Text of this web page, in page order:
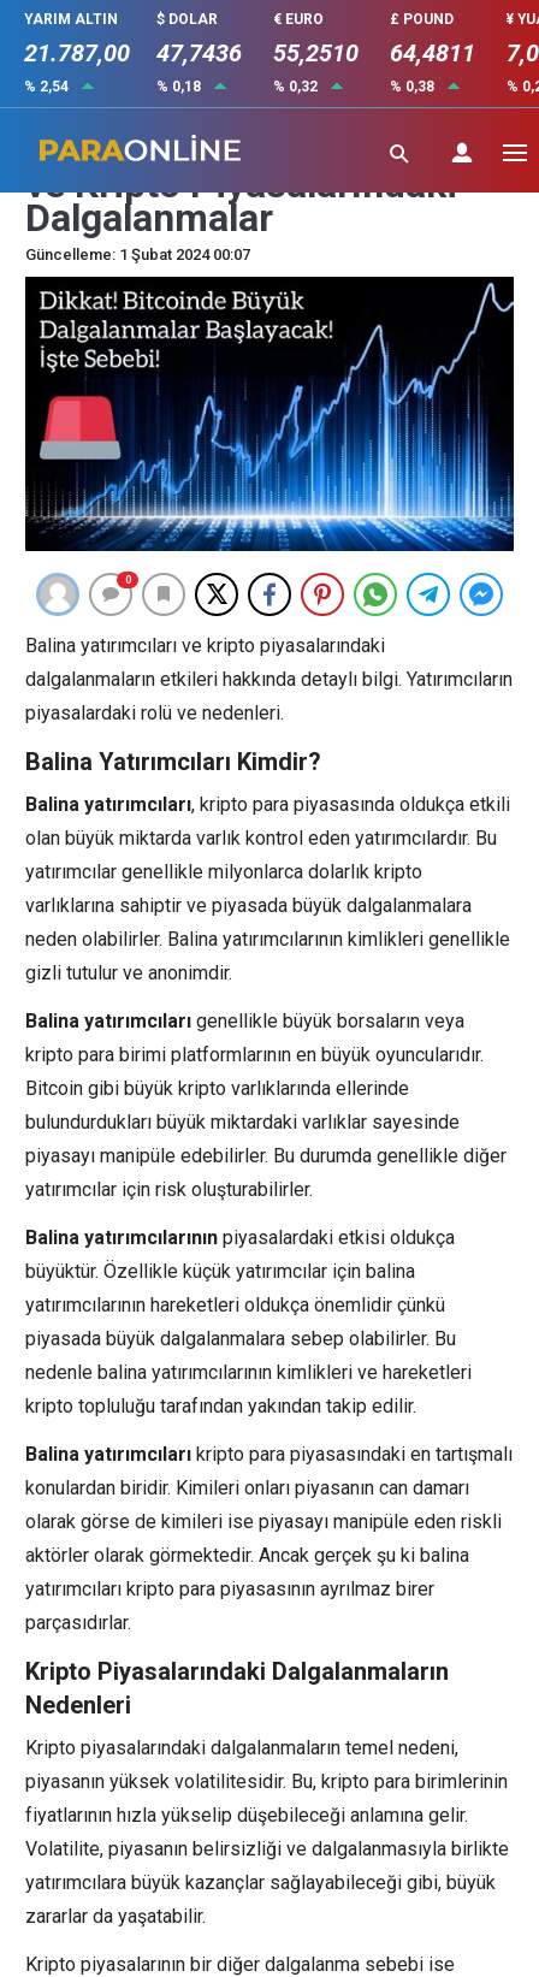
YARIM ALTIN
21.787,00
% 2,54
$ DOLAR
47,7436
% 0,18
€ EURO
55,2510
% 0,32
£ POUND
64,4811
% 0,38
¥
%
Balina Yatırımcıların Etkisi
ve Kripto Piyasalarındaki
Dalgalanmalar
Güncelleme: 1 Şubat 2024 00:07
0
Balina yatırımcıları ve kripto piyasalarındaki
dalgalanmaların etkileri hakkında detaylı bilgi. Yatırımcıların
piyasalardaki rolü ve nedenleri.
Balina Yatırımcıları Kimdir?
Balina yatırımcıları, kripto para piyasasında oldukça etkili
olan büyük miktarda varlık kontrol eden yatırımcılardır. Bu
yatırımcılar genellikle milyonlarca dolarlık kripto
varlıklarına sahiptir ve piyasada büyük dalgalanmalara
neden olabilirler. Balina yatırımcılarının kimlikleri genellikle
gizli tutulur ve anonimdir.
Balina yatırımcıları genellikle büyük borsaların veya
kripto para birimi platformlarının en büyük oyuncularıdır.
Bitcoin gibi büyük kripto varlıklarında ellerinde
bulundurdukları büyük miktardaki varlıklar sayesinde
piyasayı manipüle edebilirler. Bu durumda genellikle diğer
yatırımcılar için risk oluşturabilirler.
Balina yatırımcılarının piyasalardaki etkisi oldukça
büyüktür. Özellikle küçük yatırımcılar için balina
yatırımcılarının hareketleri oldukça önemlidir çünkü
piyasada büyük dalgalanmalara sebep olabilirler. Bu
nedenle balina yatırımcılarının kimlikleri ve hareketleri
kripto topluluğu tarafından yakından takip edilir.
Balina yatırımcıları kripto para piyasasındaki en tartışmalı
konulardan biridir. Kimileri onları piyasanın can damarı
olarak görse de kimileri ise piyasayı manipüle eden riskli
aktörler olarak görmektedir. Ancak gerçek şu ki balina
yatırımcıları kripto para piyasasının ayrılmaz birer
parçasıdırlar.
Kripto Piyasalarındaki Dalgalanmaların
Nedenleri
Kripto piyasalarındaki dalgalanmaların temel nedeni,
piyasanın yüksek volatilitesidir. Bu, kripto para birimlerinin
fiyatlarının hızla yükselip düşebileceği anlamına gelir.
Volatilite, piyasanın belirsizliği ve dalgalanmasıyla birlikte
yatırımcılara büyük kazançlar sağlayabileceği gibi, büyük
zararlar da yaşatabilir.
Kripto piyasalarının bir diğer dalgalanma sebebi ise